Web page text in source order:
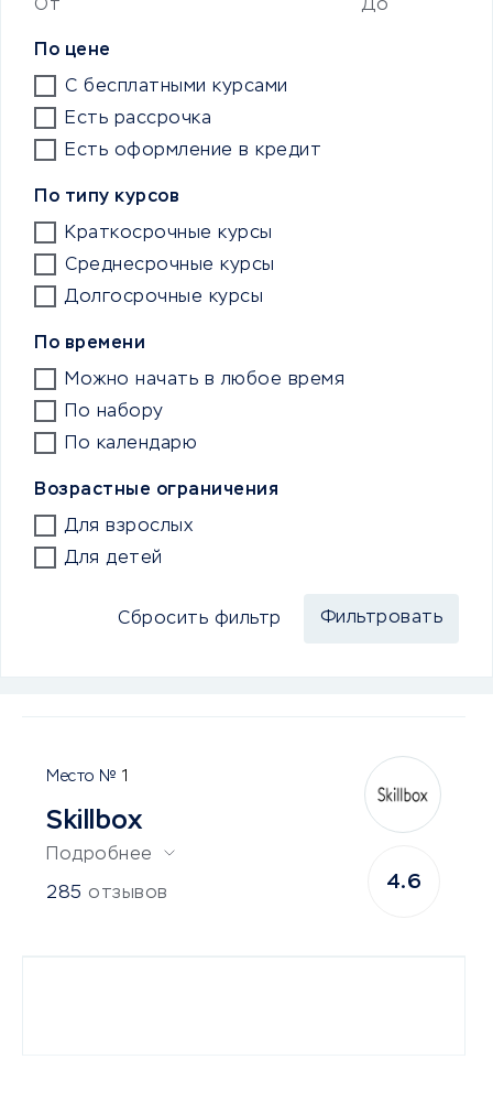
От До
По цене
С бесплатными курсами
Есть рассрочка
Есть оформление в кредит
По типу курсов
Краткосрочные курсы
Среднесрочные курсы
Долгосрочные курсы
По времени
Можно начать в любое время
По набору
По календарю
Возрастные ограничения
Для взрослых
Для детей
Сбросить фильтр
1
Skillbox
Подробнее
285 отзывов
4.6